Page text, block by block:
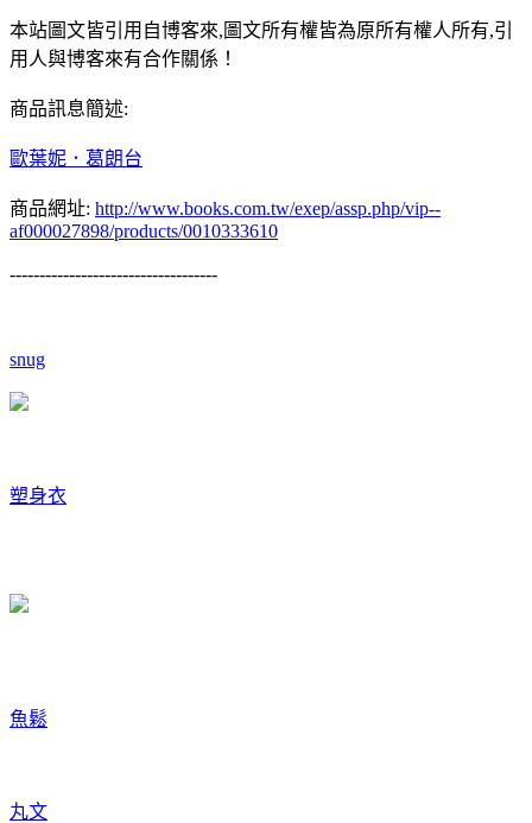
本站圖文皆引用自博客來,圖文所有權皆為原所有權人所有,引
用人與博客來有合作關係！
商品訊息簡述:
歐葉妮．葛朗台
商品網址: http://www.books.com.tw/exep/assp.php/vip--
af000027898/products/0010333610
-----------------------------------
snug
塑身衣
魚鬆
丸文